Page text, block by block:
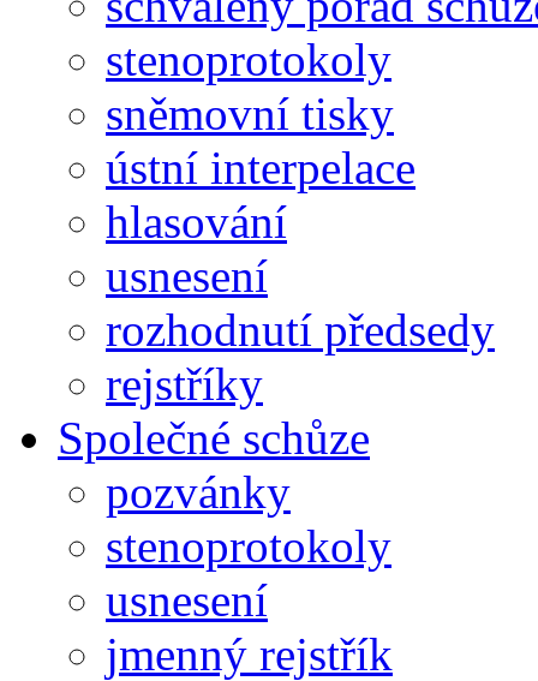
stenoprotokoly
sněmovní tisky
ústní interpelace
hlasování
usnesení
rozhodnutí předsedy
rejstříky
Společné schůze
pozvánky
stenoprotokoly
usnesení
jmenný rejstřík